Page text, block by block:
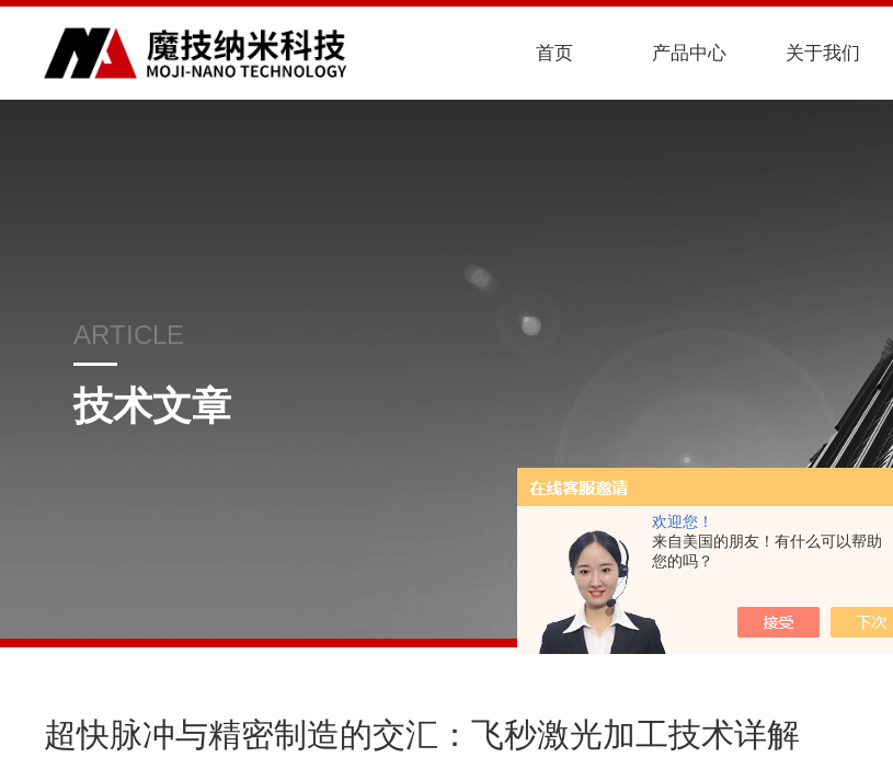
欢迎您！
来自美国的朋友！有什么可以帮助
您的吗？
首页 产品中心 关于我们
ARTICLE
技术文章
超快脉冲与精密制造的交汇：飞秒激光加工技术详解